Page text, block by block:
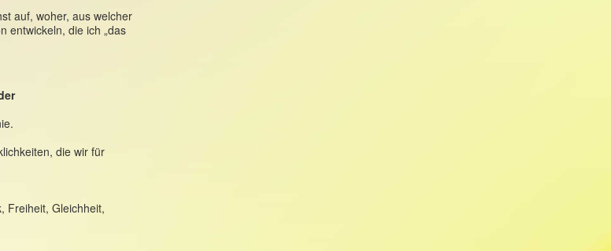
auf, woher, aus welcher
entwickeln, die ich „das
die wir für
Freiheit, Gleichheit,